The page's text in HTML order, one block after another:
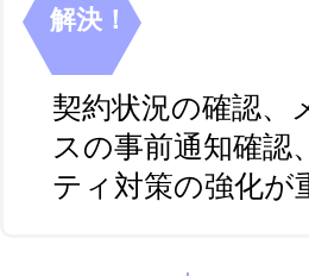
解決！
契約状況の確認、
スの事前通知確認
ティ対策の強化が